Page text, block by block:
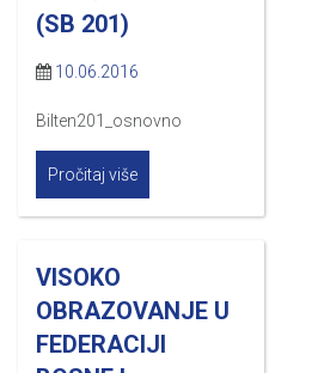
(SB 201)
10.06.2016
Bilten201_osnovno
Pročitaj više
VISOKO
OBRAZOVANJE U
FEDERACIJI